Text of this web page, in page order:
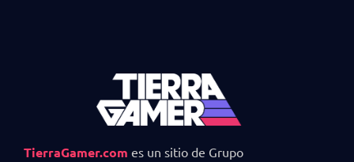
TierraGamer.com es un sitio de Grupo